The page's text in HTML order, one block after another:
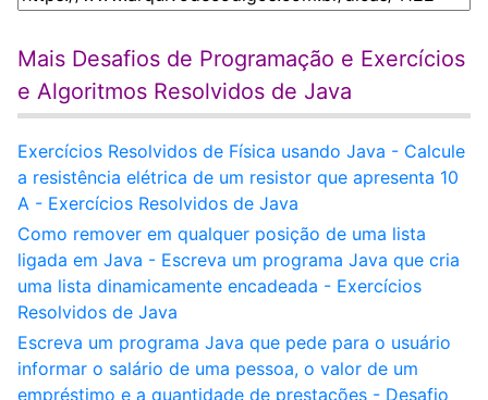
Mais Desafios de Programação e Exercícios
e Algoritmos Resolvidos de Java
Exercícios Resolvidos de Física usando Java - Calcule
a resistência elétrica de um resistor que apresenta 10
A - Exercícios Resolvidos de Java
Como remover em qualquer posição de uma lista
ligada em Java - Escreva um programa Java que cria
uma lista dinamicamente encadeada - Exercícios
Resolvidos de Java
Escreva um programa Java que pede para o usuário
informar o salário de uma pessoa, o valor de um
empréstimo e a quantidade de prestações - Desafio